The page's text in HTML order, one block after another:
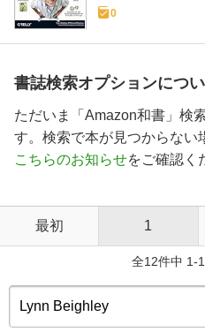
0
書誌検索オプションにつ
ただいま「Amazon和書」検
す。検索で本が見つからない
こちらのお知らせをご確認く
最初 1
全12件中 1-